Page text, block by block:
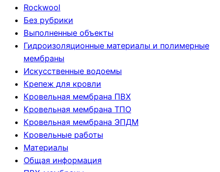
Rockwool
Без рубрики
Выполненные объекты
Гидроизоляционные материалы и полимерные
мембраны
Искусственные водоемы
Крепеж для кровли
Кровельная мембрана ПВХ
Кровельная мембрана ТПО
Кровельная мембрана ЭПДМ
Кровельные работы
Материалы
Общая информация